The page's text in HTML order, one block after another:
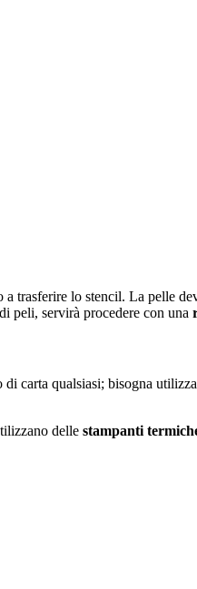
trasferire lo stencil. La pelle
peli, servirà procedere con una
carta qualsiasi; bisogna
delle stampanti